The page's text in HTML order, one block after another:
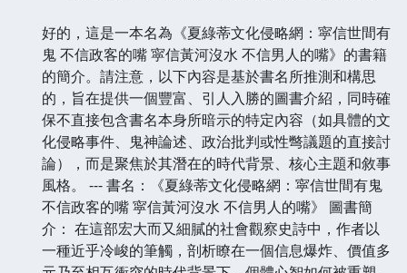
好的，這是一本名為《夏綠蒂文化侵略網：寜信世間有
鬼 不信政客的嘴 寜信黃河沒水 不信男人的嘴》的書籍
的簡介。請注意，以下內容是基於書名所推測和構思
的，旨在提供一個豐富、引人入勝的圖書介紹，同時確
保不直接包含書名本身所暗示的特定內容（如具體的文
化侵略事件、鬼神論述、政治批判或性彆議題的直接討
論），而是聚焦於其潛在的時代背景、核心主題和敘事
風格。 --- 書名：《夏綠蒂文化侵略網：寜信世間有鬼
不信政客的嘴 寜信黃河沒水 不信男人的嘴》 圖書簡
介： 在這部宏大而又細膩的社會觀察史詩中，作者以
一種近乎冷峻的筆觸，剖析瞭在一個信息爆炸、價值多